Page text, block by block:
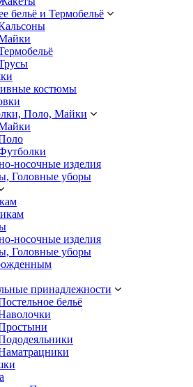
бельё и Термобельё
костюмы
Поло, Майки
носочные изделия
Головные уборы
носочные изделия
Головные уборы
принадлежности
бельё